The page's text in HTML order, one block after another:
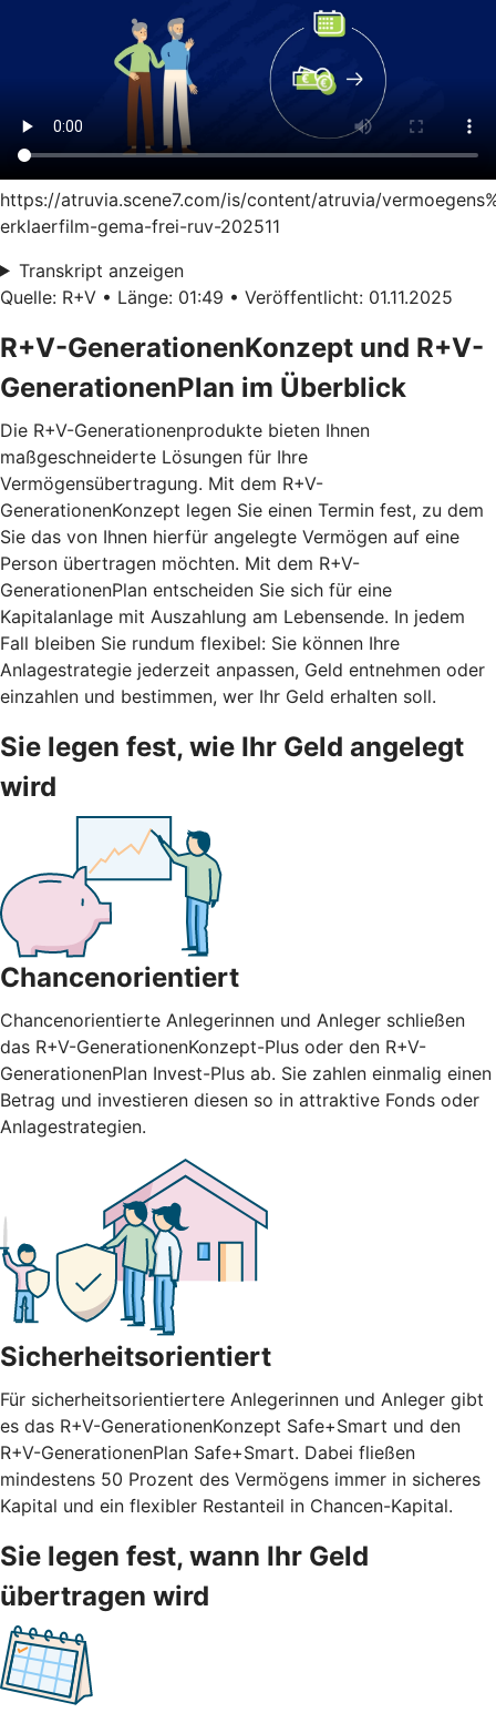
https://atruvia.scene7.com/is/content/atruvia/
erklaerfilm-gema-frei-ruv-202511
Transkript anzeigen
Quelle: R+V • Länge: 01:49 • Veröffentlicht: 01.11.2025
R+V-GenerationenKonzept und R+V-
GenerationenPlan im Überblick
Die R+V-Generationenprodukte bieten Ihnen
maßgeschneiderte Lösungen für Ihre
Vermögensübertragung. Mit dem R+V-
GenerationenKonzept legen Sie einen Termin fest, zu dem
Sie das von Ihnen hierfür angelegte Vermögen auf eine
Person übertragen möchten. Mit dem R+V-
GenerationenPlan entscheiden Sie sich für eine
Kapitalanlage mit Auszahlung am Lebensende. In jedem
Fall bleiben Sie rundum flexibel: Sie können Ihre
Anlagestrategie jederzeit anpassen, Geld entnehmen oder
einzahlen und bestimmen, wer Ihr Geld erhalten soll.
Sie legen fest, wie Ihr Geld angelegt
wird
Chancenorientiert
Chancenorientierte Anlegerinnen und Anleger schließen
das R+V-GenerationenKonzept-Plus oder den R+V-
GenerationenPlan Invest-Plus ab. Sie zahlen einmalig einen
Betrag und investieren diesen so in attraktive Fonds oder
Anlagestrategien.
Sicherheitsorientiert
Für sicherheitsorientiertere Anlegerinnen und Anleger gibt
es das R+V-GenerationenKonzept Safe+Smart und den
R+V-GenerationenPlan Safe+Smart. Dabei fließen
mindestens 50 Prozent des Vermögens immer in sicheres
Kapital und ein flexibler Restanteil in Chancen-Kapital.
Sie legen fest, wann Ihr Geld
übertragen wird